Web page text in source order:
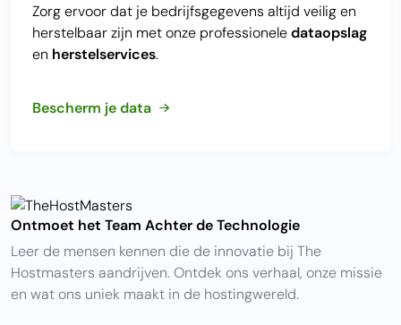
Zorg ervoor dat je bedrijfsgegevens altijd veilig en
herstelbaar zijn met onze professioneledataopslag
en herstelservices.
Bescherm je data
Ontmoet het Team Achter de Technologie
Leer de mensen kennen die de innovatie bij The
Hostmasters aandrijven. Ontdek ons verhaal, onze missie
en wat ons uniek maakt in de hostingwereld.